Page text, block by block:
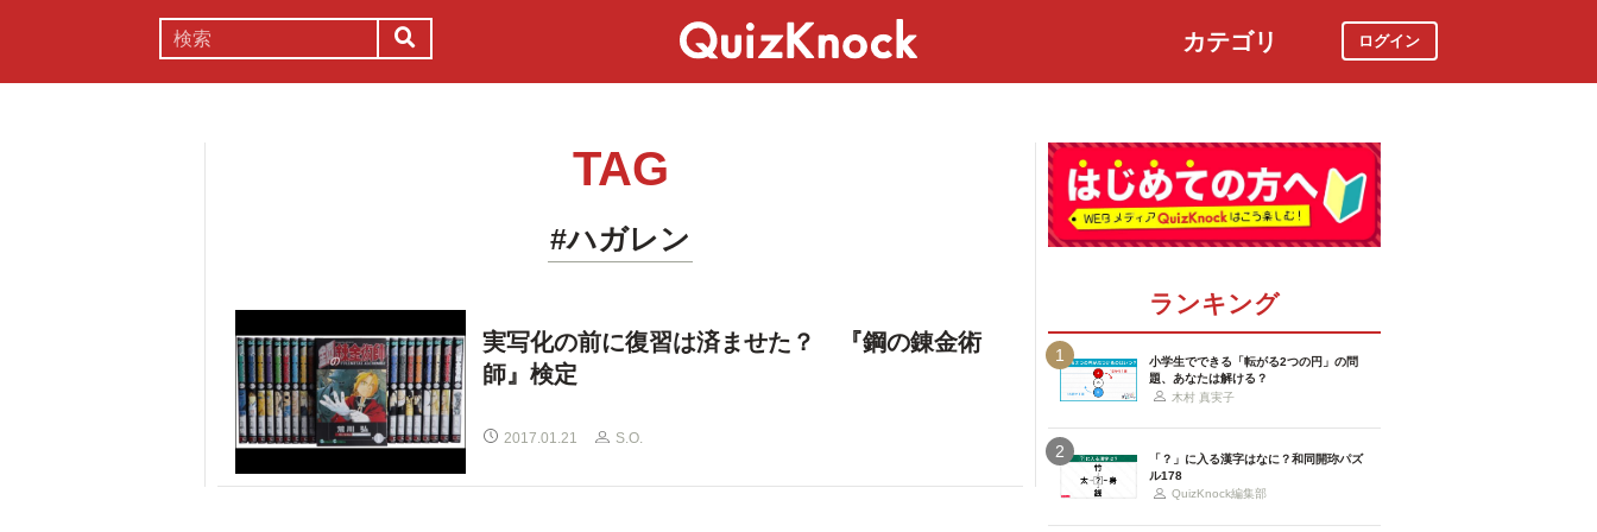
カテゴリ ログイン
TAG
#ハガレン
実写化の前に復習は済ませた？ 『鋼の錬金術
師』検定
2017.01.21 S.O.
ランキング
1
小学生でできる「転がる2つの円」の問
題、あなたは解ける？
木村 真実子
2
「？」に入る漢字はなに？和同開珎パズ
ル178
QuizKnock編集部